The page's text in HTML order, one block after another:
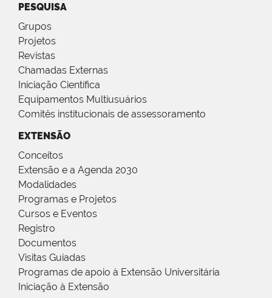
PESQUISA
Grupos
Projetos
Revistas
Chamadas Externas
Iniciação Científica
Equipamentos Multiusuários
Comitês institucionais de assessoramento
EXTENSÃO
Conceitos
Extensão e a Agenda 2030
Modalidades
Programas e Projetos
Cursos e Eventos
Registro
Documentos
Visitas Guiadas
Programas de apoio à Extensão Universitária
Iniciação à Extensão